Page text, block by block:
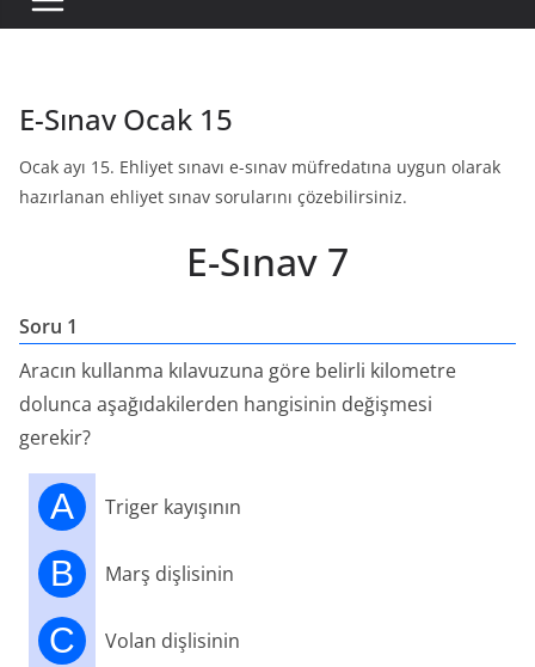
E-Sınav Ocak 15
Ocak ayı 15. Ehliyet sınavı e-sınav müfredatına uygun olarak
hazırlanan ehliyet sınav sorularını çözebilirsiniz.
E-Sınav 7
Soru 1
Aracın kullanma kılavuzuna göre belirli kilometre
dolunca aşağıdakilerden hangisinin değişmesi
gerekir?
A Triger kayışının
B Marş dişlisinin
C Volan dişlisinin